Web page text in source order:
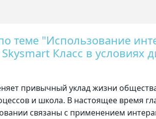
теме "Использование
Класс в условиях
привычный уклад жизни общества
и школа. В настоящее время
связаны с применением